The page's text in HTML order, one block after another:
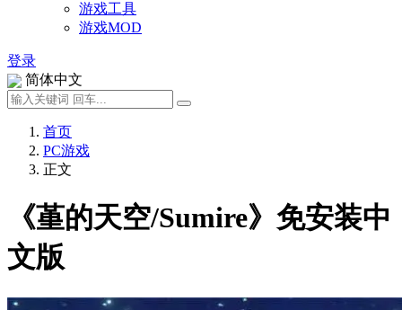
游戏工具
游戏MOD
登录
简体中文
首页
PC游戏
正文
《堇的天空/Sumire》免安装中
文版